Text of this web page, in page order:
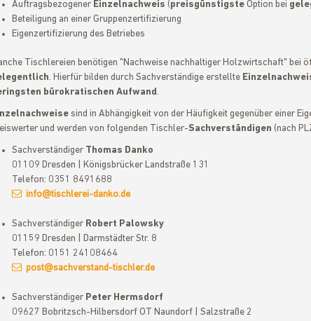
Auftragsbezogener Einzelnachweis (preisgünstigsteOption bei
Beteiligung an einer Gruppenzertifizierung
Eigenzertifizierung des Betriebes
Tischlereien benötigen "Nachweise nachhaltiger Holzwirtschaft" bei
. Hierfür bilden durch Sachverständige erstellte
bürokratischen Aufwand.
sind in Abhängigkeit von der Häufigkeit gegenüber einer
und werden von folgenden Tischler-Sachverständigen (nach
Sachverständiger Thomas Danko
01109 Dresden | Königsbrücker Landstraße 131
Telefon: 0351 8491688
info@tischlerei-danko.de
Sachverständiger Robert Palowsky
01159 Dresden | Darmstädter Str. 8
Telefon: 0151 24108464
post@sachverstand-tischler.de
SachverständigerPeter Hermsdorf
09627 Bobritzsch-Hilbersdorf OT Naundorf | Salzstraße 2